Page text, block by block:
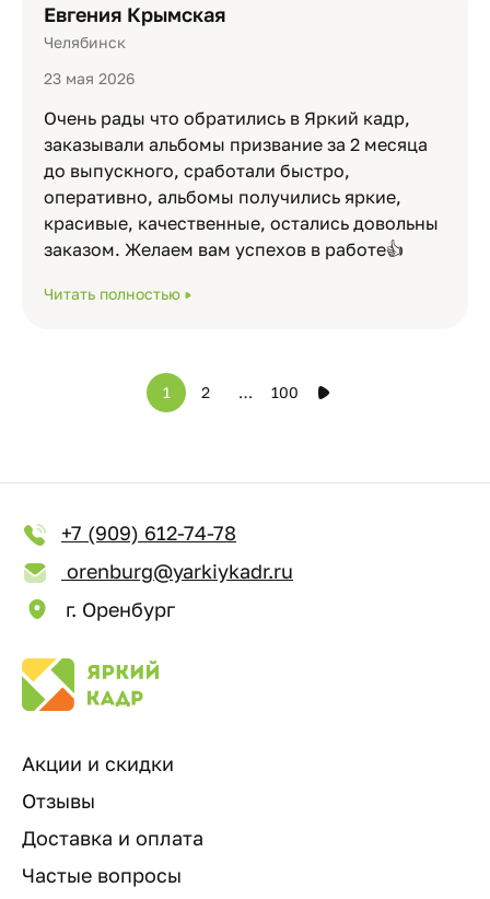
Евгения Крымская
Челябинск
23 мая 2026
Очень рады что обратились в Яркий кадр,
заказывали альбомы призвание за 2 месяца
до выпускного, сработали быстро,
оперативно, альбомы получились яркие,
красивые, качественные, остались довольны
заказом. Желаем вам успехов в работе👍
Читать полностью
1 2 … 100
+7 (909) 612-74-78
orenburg@yarkiykadr.ru
г. Оренбург
Акции и скидки
Отзывы
Доставка и оплата
Частые вопросы